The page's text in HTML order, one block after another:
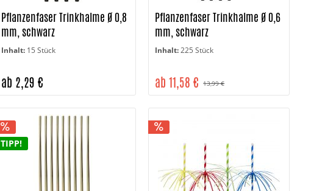
Pflanzenfaser Trinkhalme Ø 0,8
mm, schwarz
Inhalt: 15 Stück
ab 2,29 €
Pflanzenfaser Trinkhalme Ø 0,6
mm, schwarz
Inhalt:225 Stück
13,99 €
ab 11,58 €
TIPP!